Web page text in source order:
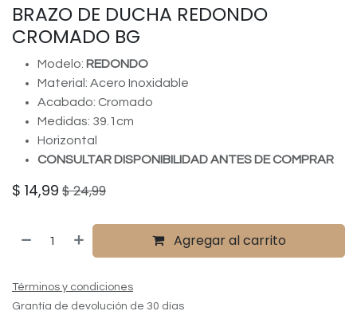
BRAZO DE DUCHA REDONDO
CROMADO BG
Modelo: REDONDO
Material: Acero Inoxidable
Acabado: Cromado
Medidas: 39.1cm
Horizontal
CONSULTAR DISPONIBILIDAD ANTES DE COMPRAR
$ 14,99 $24,99
Agregar al carrito
Términos y condiciones
Grantía de devolución de 30 días